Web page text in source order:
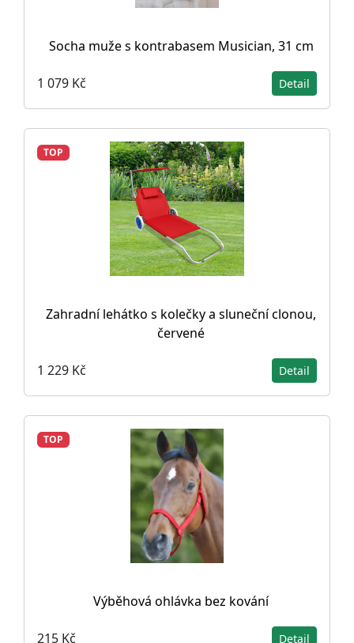
Socha muže s kontrabasem Musician, 31 cm
1 079 Kč Detail
TOP
Zahradní lehátko s kolečky a sluneční clonou,
červené
1 229 Kč Detail
TOP
Výběhová ohlávka bez kování
215 Kč Detail